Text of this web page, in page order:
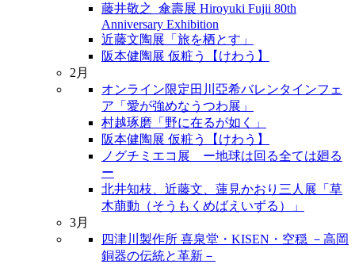
藤井敬之_傘壽展 Hiroyuki Fujii 80th
Anniversary Exhibition
近藤文陶展「旅を栖とす」
阪本健陶展 仮粧う【けわう】
2月
オンライン限定田川亞希バレンタインフェ
ア「愛が強めなうつわ展」
村越琢磨「野に在るが如く」
阪本健陶展 仮粧う【けわう】
ノグチミエコ展 ー地球は回る全ては廻る
ー
北井知枝、近藤文、蓮見かおり三人展「草
木萠動（そうもくめばえいずる）」
3月
四津川製作所 喜泉堂・KISEN・空穏 －高岡
銅器の伝統と革新－